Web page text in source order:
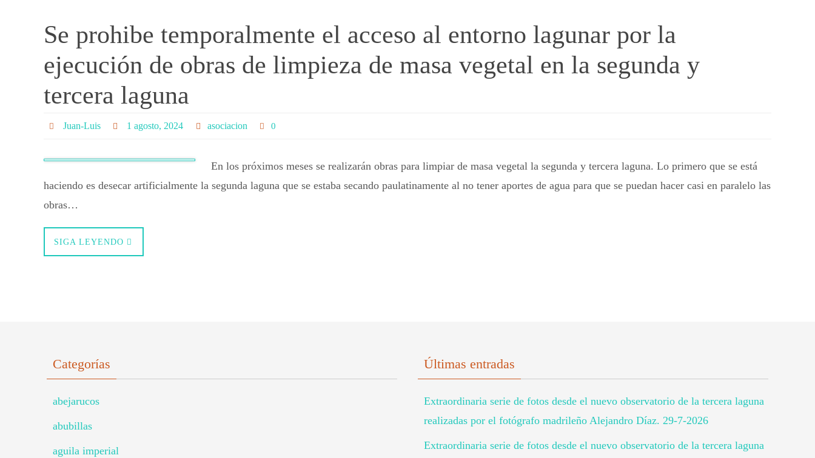
Se prohibe temporalmente el acceso al entorno lagunar por la
ejecución de obras de limpieza de masa vegetal en la segunda y
tercera laguna
Juan-Luis 1 agosto, 2024 asociacion 0
En los próximos meses se realizarán obras para limpiar de masa vegetal la segunda y tercera laguna. Lo primero que se está
haciendo es desecar artificialmente la segunda laguna que se estaba secando paulatinamente al no tener aportes de agua para que se puedan hacer casi en paralelo las
obras…
SIGA LEYENDO
Categorías
abejarucos
abubillas
aguila imperial
Últimas entradas
Extraordinaria serie de fotos desde el nuevo observatorio de la tercera laguna
realizadas por el fotógrafo madrileño Alejandro Díaz. 29-7-2026
Extraordinaria serie de fotos desde el nuevo observatorio de la tercera laguna